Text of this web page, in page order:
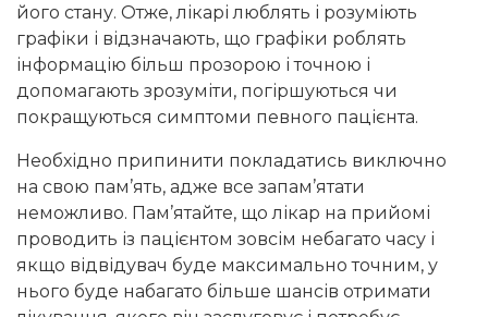
його стану. Отже, лікарі люблять і розуміють
графіки і відзначають, що графіки роблять
інформацію більш прозорою і точною і
допомагають зрозуміти, погіршуються чи
покращуються симптоми певного пацієнта.
Необхідно припинити покладатись виключно
на свою пам’ять, адже все запам’ятати
неможливо. Пам’ятайте, що лікар на прийомі
проводить із пацієнтом зовсім небагато часу і
якщо відвідувач буде максимально точним, у
нього буде набагато більше шансів отримати